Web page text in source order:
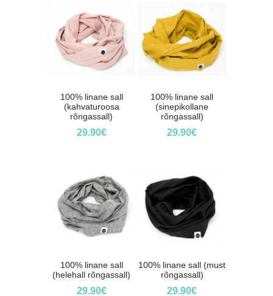
100% linane sall
(kahvaturoosa
rõngassall)
29.90€
100% linane sall
(sinepikollane
rõngassall)
29.90€
100% linane sall
(helehall rõngassall)
29.90€
100% linane sall (must
rõngassall)
29.90€